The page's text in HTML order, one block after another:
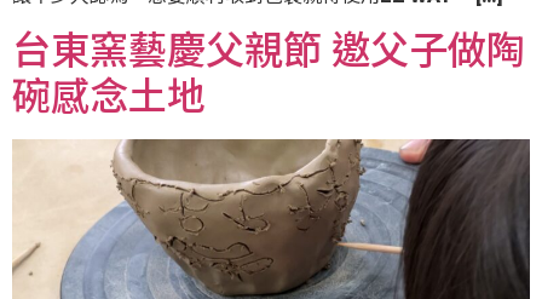
台東窯藝慶父親節 邀父子做陶
碗感念土地